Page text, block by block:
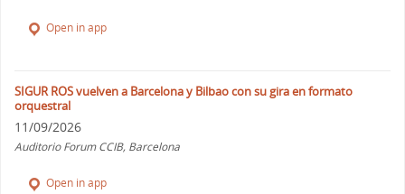
Open in app
SIGUR ROS vuelven a Barcelona y Bilbao con su gira en formato
orquestral
11/09/2026
Auditorio Forum CCIB, Barcelona
Open in app